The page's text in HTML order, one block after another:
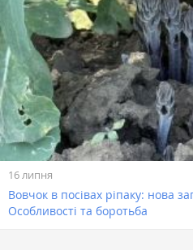
16 липня
Вовчок в посівах ріпаку: нова
Особливості та боротьба